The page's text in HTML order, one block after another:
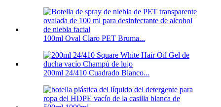
100ml Oval Claro PET Bruma...
200ml 24/410 Cuadrado Blanco...